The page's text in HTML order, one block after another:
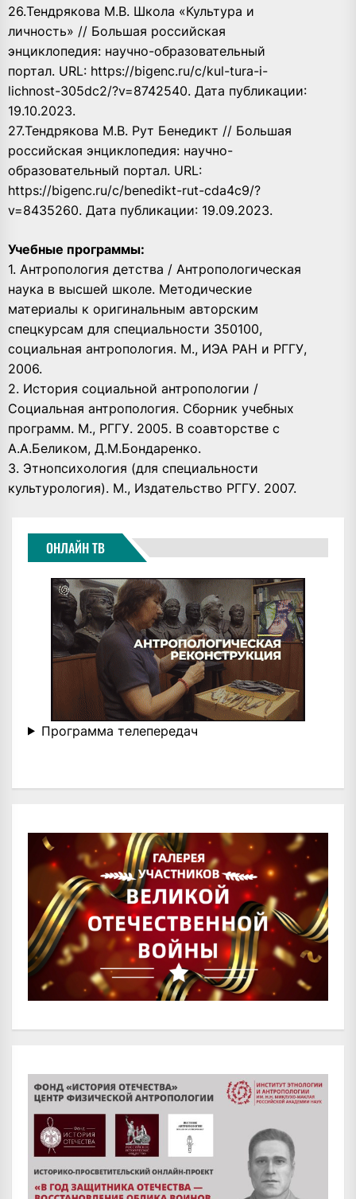
26.Тендрякова М.В. Школа «Культура и
личность» // Большая российская
энциклопедия: научно-образовательный
портал. URL: https://bigenc.ru/c/kul-tura-i-
lichnost-305dc2/?v=8742540. Дата публикации:
19.10.2023.
27.Тендрякова М.В. Рут Бенедикт // Большая
российская энциклопедия: научно-
образовательный портал. URL:
https://bigenc.ru/c/benedikt-rut-cda4c9/?
v=8435260. Дата публикации: 19.09.2023.
Учебные программы:
1. Антропология детства / Антропологическая
наука в высшей школе. Методические
материалы к оригинальным авторским
спецкурсам для специальности 350100,
социальная антропология. М., ИЭА РАН и РГГУ,
2006.
2. История социальной антропологии /
Социальная антропология. Сборник учебных
программ. М., РГГУ. 2005. В соавторстве с
А.А.Беликом, Д.М.Бондаренко.
3. Этнопсихология (для специальности
культурология). М., Издательство РГГУ. 2007.
ОНЛАЙН ТВ
Программа телепередач